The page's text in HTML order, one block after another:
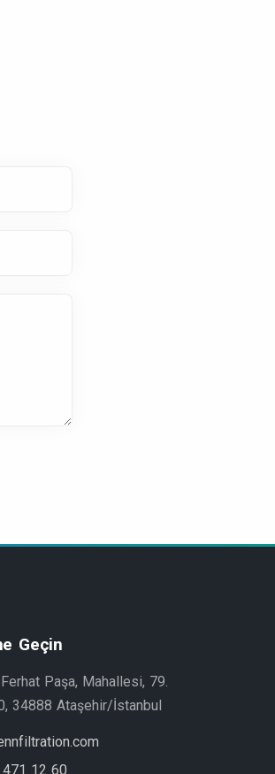
Geçin
Paşa, Mahallesi, 79.
34888 Ataşehir/İstanbul
12 60